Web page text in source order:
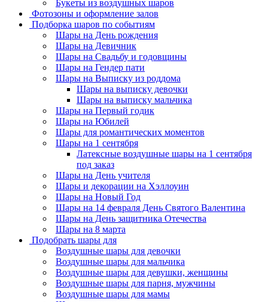
Букеты из воздушных шаров
Фотозоны и оформление залов
Подборка шаров по событиям
Шары на День рождения
Шары на Девичник
Шары на Свадьбу и годовщины
Шары на Гендер пати
Шары на Выписку из роддома
Шары на выписку девочки
Шары на выписку мальчика
Шары на Первый годик
Шары на Юбилей
Шары для романтических моментов
Шары на 1 сентября
Латексные воздушные шары на 1 сентября
под заказ
Шары на День учителя
Шары и декорации на Хэллоуин
Шары на Новый Год
Шары на 14 февраля День Святого Валентина
Шары на День защитника Отечества
Шары на 8 марта
Подобрать шары для
Воздушные шары для девочки
Воздушные шары для мальчика
Воздушные шары для девушки, женщины
Воздушные шары для парня, мужчины
Воздушные шары для мамы